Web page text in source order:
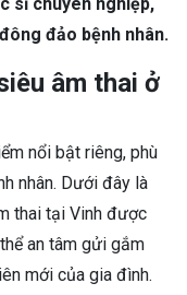
đảo bệnh nhân.
âm thai ở
nổi bật riêng, phù
nhân. Dưới đây là
thai tại Vinh được
an tâm gửi gắm
mới của gia đình.